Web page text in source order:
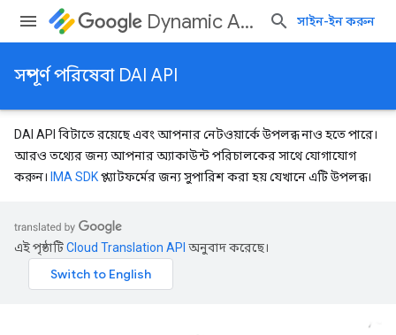
Dynamic Ad Insertion সাইন-ইন করুন
সম্পূর্ণ পরিষেবা DAI API
DAI API বিটাতে রয়েছে এবং আপনার নেটওয়ার্কে উপলব্ধ নাও হতে পারে।
আরও তথ্যের জন্য আপনার অ্যাকাউন্ট পরিচালকের সাথে যোগাযোগ
করুন। IMA SDKপ্ল্যাটফর্মের জন্য সুপারিশ করা হয় যেখানে এটি উপলব্ধ।
এই পৃষ্ঠাটিCloud Translation API অনুবাদ করেছে।